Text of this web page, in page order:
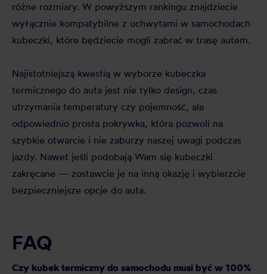
różne rozmiary. W powyższym rankingu znajdziecie
wyłącznie kompatybilne z uchwytami w samochodach
kubeczki, które będziecie mogli zabrać w trasę autem.
Najistotniejszą kwestią w wyborze kubeczka
termicznego do auta jest nie tylko design, czas
utrzymania temperatury czy pojemność, ale
odpowiednio prosta pokrywka, która pozwoli na
szybkie otwarcie i nie zaburzy naszej uwagi podczas
jazdy. Nawet jeśli podobają Wam się kubeczki
zakręcane — zostawcie je na inną okazję i wybierzcie
bezpieczniejsze opcje do auta.
FAQ
Czy kubek termiczny do samochodu musi być w 100%